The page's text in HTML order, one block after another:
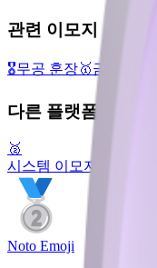
관련 이모지
🎖️무공 훈장🥇금메달
다른 플랫폼
🥈
시스템 이모지
Noto Emoji